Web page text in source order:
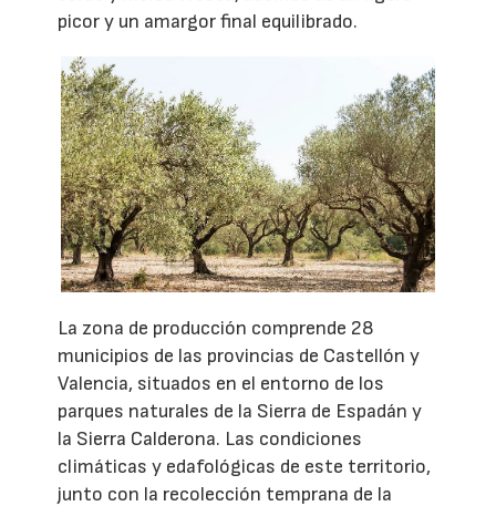
picor y un amargor final equilibrado.
La zona de producción comprende 28
municipios de las provincias de Castellón y
Valencia, situados en el entorno de los
parques naturales de la Sierra de Espadán y
la Sierra Calderona. Las condiciones
climáticas y edafológicas de este territorio,
junto con la recolección temprana de la